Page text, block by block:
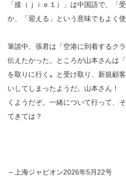
「接（ｊｉｅ１）」は中国語で、「
か、「迎える」という意味でもよく
筆談中、張君は「空港に到着するク
伝えたかった。ところが山本さんは
を取りに行く〟と受け取り、新規顧
いしてしまったようだ。山本さん！
くようだぞ。一緒について行って、
てきては？
～上海ジャピオン2026年5月 22号